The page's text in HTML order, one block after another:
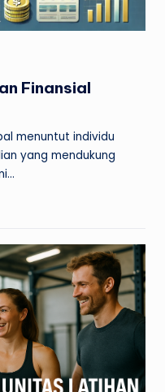
Finansial
menuntut individu
yang mendukung